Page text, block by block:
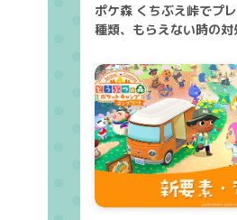
ポケ森 くちぶえ峠でプ
種類、もらえない時の対